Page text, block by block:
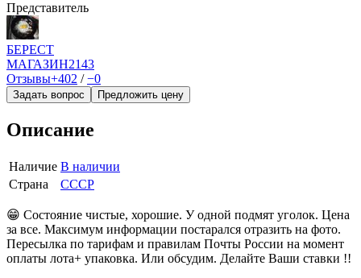
Представитель
БEPECT
МАГАЗИН2143
Отзывы+402 /−0
Задать вопрос Предложить цену
Описание
Наличие В наличии
Страна
СССР
😁 Состояние чистые, хорошие. У одной подмят уголок. Цена
за все. Максимум информации постарался отразить на фото.
Пересылка по тарифам и правилам Почты России на момент
оплаты лота+ упаковка. Или обсудим. Делайте Ваши ставки !!